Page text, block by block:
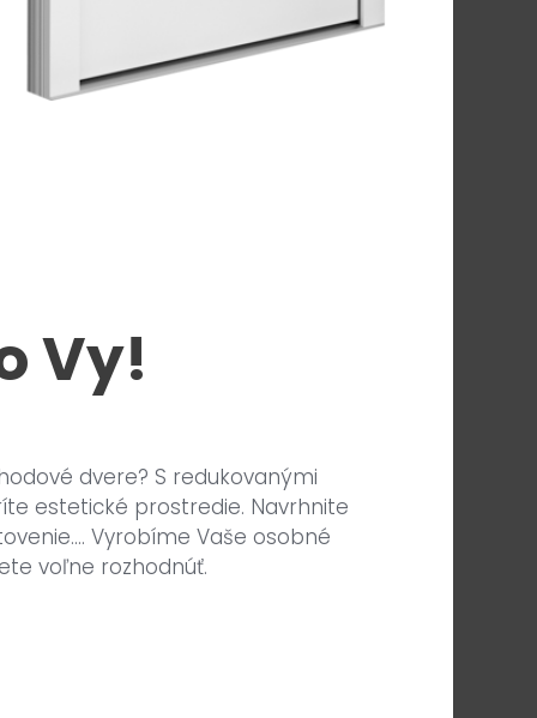
Vy!
dvere? S redukovanými
estetické prostredie. Navrhnite
Vyrobíme Vaše osobné
voľne rozhodnúť.